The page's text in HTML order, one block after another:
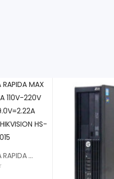
CARGADOR CARGA RAPIDA MAX 20W TIPO C ENTRADA 110V-220V SALIDA 5.0V=3.0A 9.0V=2.22A 12.OV=1.67A APPLE 2.4 HIKVISION HS-FC20N-A1C015